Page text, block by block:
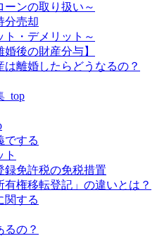
ーンの取り扱い～
分売却
ト・デメリット～
後の財産分与】
離婚したらどうなるの？
_top
でする
ト
録免許税の免税措置
有権移転登記」の違いとは？
関する
るの？